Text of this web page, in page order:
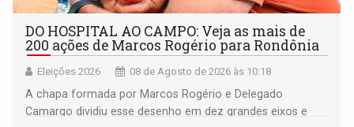
DO HOSPITAL AO CAMPO: Veja as mais de
200 ações de Marcos Rogério para Rondônia
Eleições 2026 08 de Agosto de 2026 às 10:18
A chapa formada por Marcos Rogério e Delegado
Camargo dividiu esse desenho em dez grandes eixos e